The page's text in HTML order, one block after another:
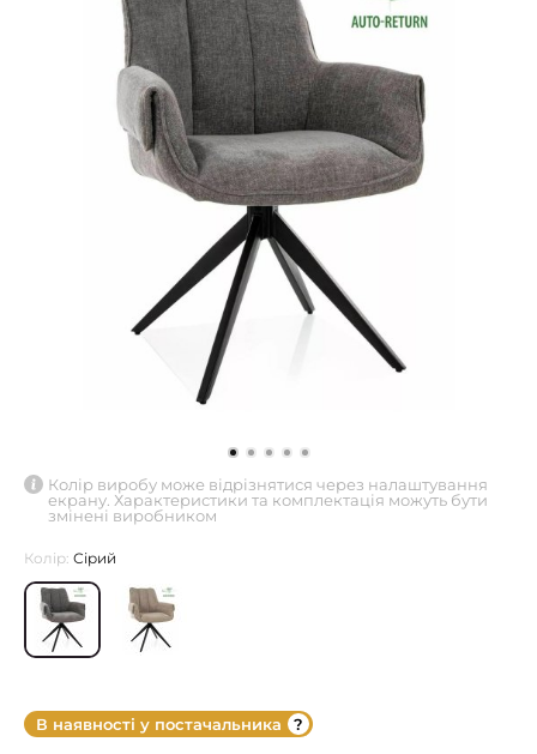
Колір виробу може відрізнятися через налаштування
екрану. Характеристики та комплектація можуть бути
змінені виробником
Колір: Сірий
В наявності у постачальника